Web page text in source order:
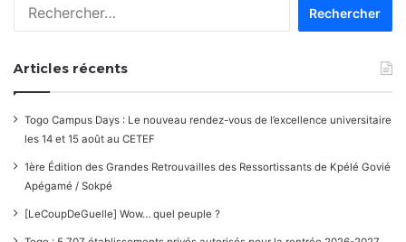
Articles récents
Togo Campus Days : Le nouveau rendez-vous de l’excellence universitaire
les 14 et 15 août au CETEF
1ère Édition des Grandes Retrouvailles des Ressortissants de Kpélé Govié
Apégamé / Sokpé
[LeCoupDeGuelle] Wow… quel peuple ?